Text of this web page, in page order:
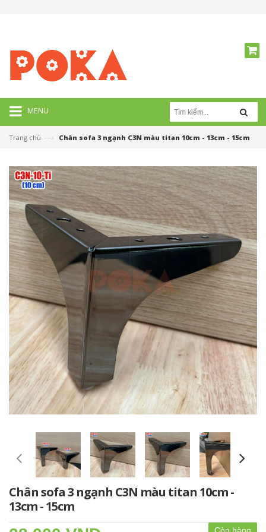
MENU
Trang chủ —› Chân sofa 3 ngạnh C3N màu titan 10cm - 13cm - 15cm
Chân sofa 3 ngạnh C3N màu titan 10cm -
13cm - 15cm